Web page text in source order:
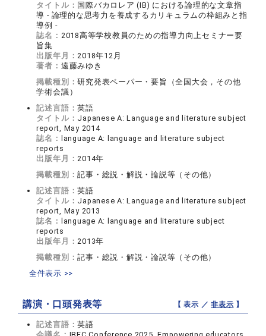
タイトル： 国際バカロレア (IB) における論理的な文章指
導 - 論理的な思考力を養成するカリキュラムの枠組みと指
導例 -
誌名： 2018高等学校教員のための指導力向上セミナー要
旨集
出版年月：2018年12月
著者： 遠藤みゆき
掲載種別：研究発表ペーパー・要旨（全国大会，その他
学術会議）
記述言語：英語
タイトル： Japanese A: Language and literature subject
report, May 2014
誌名：
language A: language and literature subject
reports
出版年月：2014年
掲載種別：記事・総説・解説・論説等（その他）
記述言語：英語
タイトル： Japanese A: Language and literature subject
report, May 2013
誌名：
language A: language and literature subject
reports
出版年月：2013年
掲載種別：記事・総説・解説・論説等（その他）
全件表示 >>
講演・口頭発表等 【 表示 ／非表示 】
記述言語：英語